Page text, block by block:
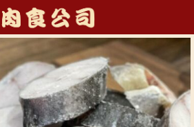
Toggle
navigation